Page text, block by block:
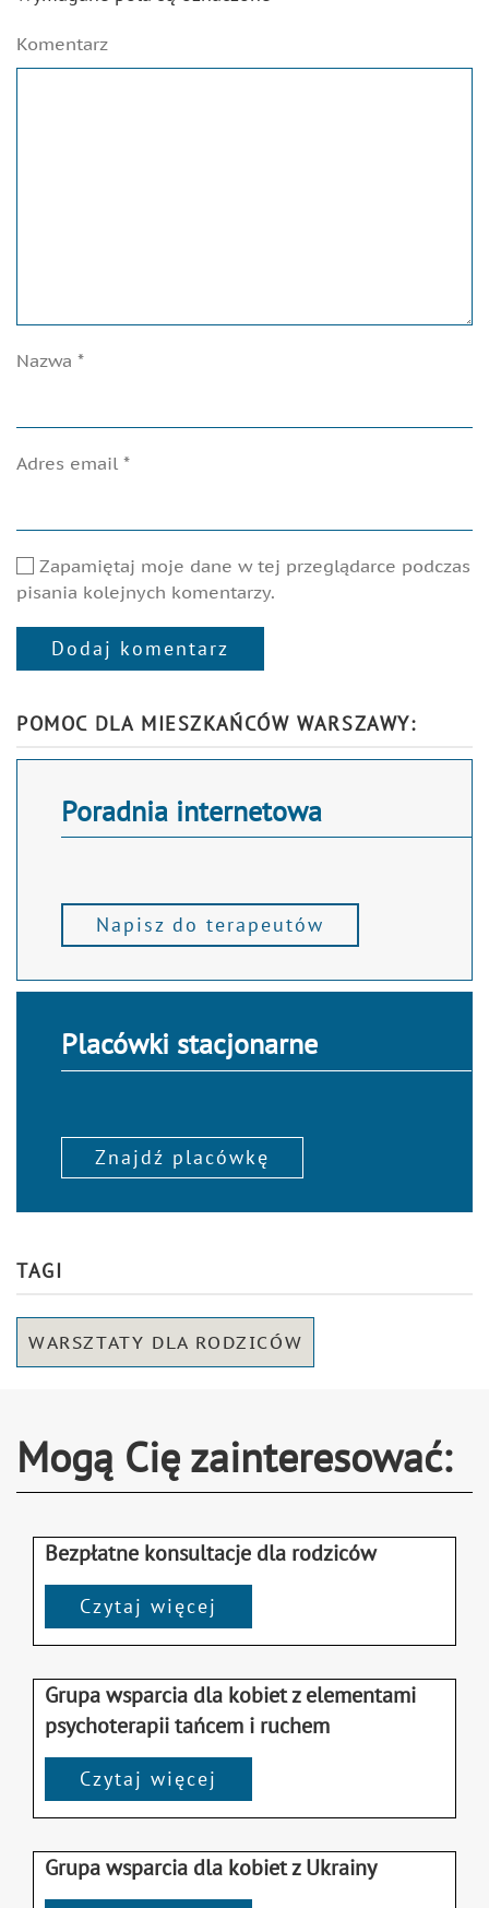
Komentarz
Nazwa *
Adres email *
Zapamiętaj moje dane w tej przeglądarce podczas
pisania kolejnych komentarzy.
Dodaj komentarz
POMOC DLA MIESZKAŃCÓW WARSZAWY:
Poradnia internetowa
Napisz do terapeutów
Placówki stacjonarne
Znajdź placówkę
TAGI
WARSZTATY DLA RODZICÓW
Mogą Cię zainteresować:
Bezpłatne konsultacje dla rodziców
Czytaj więcej
Grupa wsparcia dla kobiet z elementami
psychoterapii tańcem i ruchem
Czytaj więcej
Grupa wsparcia dla kobiet z Ukrainy